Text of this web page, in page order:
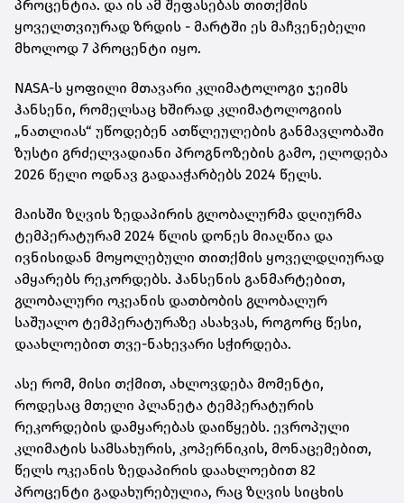
პროცენტია. და ის ამ შეფასებას თითქმის
ყოველთვიურად ზრდის - მარტში ეს მაჩვენებელი
მხოლოდ 7 პროცენტი იყო.
NASA-ს ყოფილი მთავარი კლიმატოლოგი ჯეიმს
ჰანსენი, რომელსაც ხშირად კლიმატოლოგიის
„ნათლიას“ უწოდებენ ათწლეულების განმავლობაში
ზუსტი გრძელვადიანი პროგნოზების გამო, ელოდება
2026 წელი ოდნავ გადააჭარბებს 2024 წელს.
მაისში ზღვის ზედაპირის გლობალურმა დღიურმა
ტემპერატურამ 2024 წლის დონეს მიაღწია და
ივნისიდან მოყოლებული თითქმის ყოველდღიურად
ამყარებს რეკორდებს. ჰანსენის განმარტებით,
გლობალური ოკეანის დათბობის გლობალურ
საშუალო ტემპერატურაზე ასახვას, როგორც წესი,
დაახლოებით თვე-ნახევარი სჭირდება.
ასე რომ, მისი თქმით, ახლოვდება მომენტი,
როდესაც მთელი პლანეტა ტემპერატურის
რეკორდების დამყარებას დაიწყებს. ევროპული
კლიმატის სამსახურის, კოპერნიკის, მონაცემებით,
წელს ოკეანის ზედაპირის დაახლოებით 82
პროცენტი გადახურებულია, რაც ზღვის სიცხის